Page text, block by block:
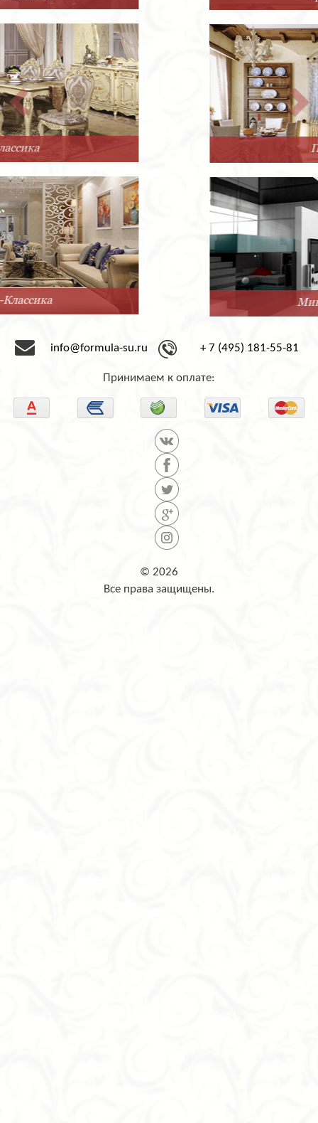
info@formula-su.ru + 7 (495) 181-55-81
Принимаем к оплате:
© 2026
Все права защищены.